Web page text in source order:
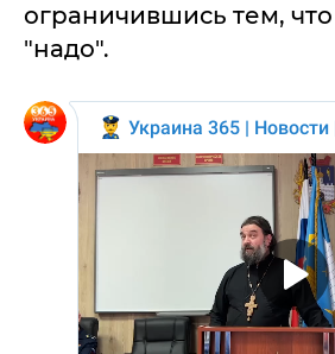
ограничившись тем,
"надо".